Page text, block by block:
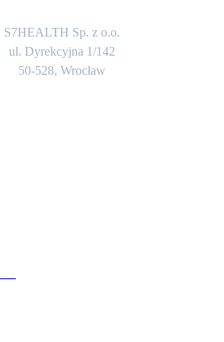
S7HEALTH Sp. z o.o.
ul. Dyrekcyjna 1/142
50-528, Wrocław